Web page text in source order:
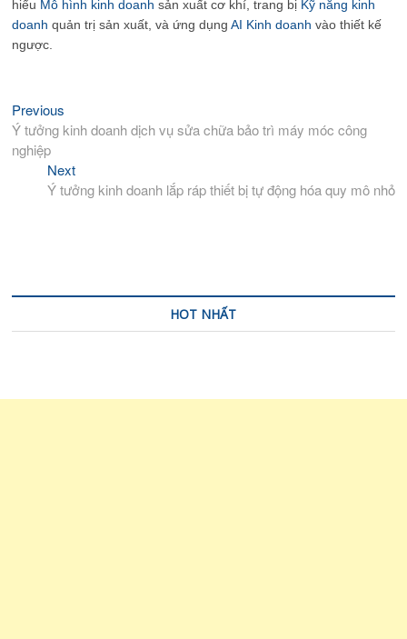
hiểu Mô hình kinh doanh sản xuất cơ khí, trang bị Kỹ năng kinh
doanh quản trị sản xuất, và ứng dụngAI Kinh doanh vào thiết kế
ngược.
Điều
hướng
bài
Previous
post:
Ý tưởng kinh doanh dịch vụ sửa chữa bảo trì máy móc công
nghiệp
NextNext
post:
Ý tưởng kinh doanh lắp ráp thiết bị tự động hóa quy mô nhỏ
HOT NHẤT